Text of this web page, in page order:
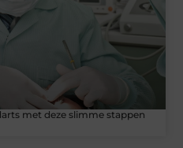
met deze slimme stappen